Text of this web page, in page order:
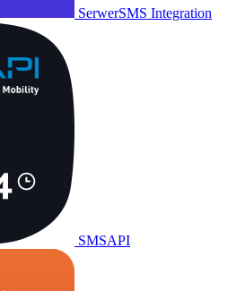
SerwerSMS Integration
SMSAPI